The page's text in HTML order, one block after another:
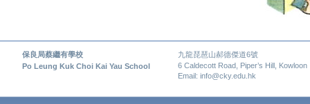
保良局蔡繼有學校
九龍琵琶山郝德傑道6號
Po Leung Kuk Choi Kai Yau School
6 Caldecott Road, Piper’s Hill, Kowloon
Email: info@cky.edu.hk